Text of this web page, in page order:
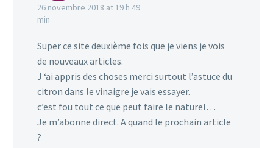
Nous nous motivons…
J’AIME ÇA :
26 novembre 2018 at 19 h 49
min
Super ce site deuxième fois que je viens je vois
de nouveaux articles.
J ‘ai appris des choses merci surtout l’astuce du
citron dans le vinaigre je vais essayer.
c’est fou tout ce que peut faire le naturel…
Je m’abonne direct. A quand le prochain article
?